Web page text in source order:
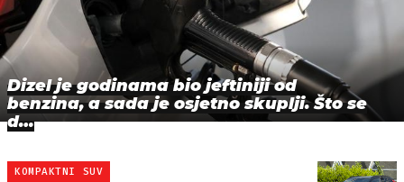
Dizel je godinama bio jeftiniji od
benzina, a sada je osjetno skuplji. Što se
d…
KOMPAKTNI SUV